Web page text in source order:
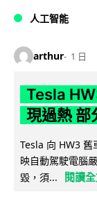
人工智能
arthur 1 日
Tesla
現過熱 部
Tesla 向 HW3 舊
映自動駕駛電腦
毀，須...
閱讀